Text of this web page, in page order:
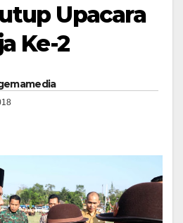
Upacara
Ke-2